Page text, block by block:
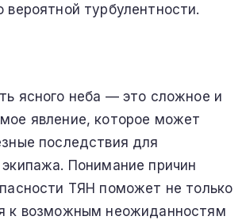
вероятной турбулентности.
ясного неба — это сложное и
явление, которое может
последствия для
Понимание причин
ТЯН поможет не только
к возможным неожиданностям